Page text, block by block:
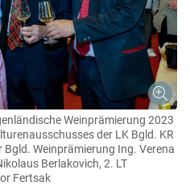
Weinprämierung 2023
der LK Bgld. KR
Weinprämierung Ing. Verena
Berlakovich, 2. LT
Fertsak